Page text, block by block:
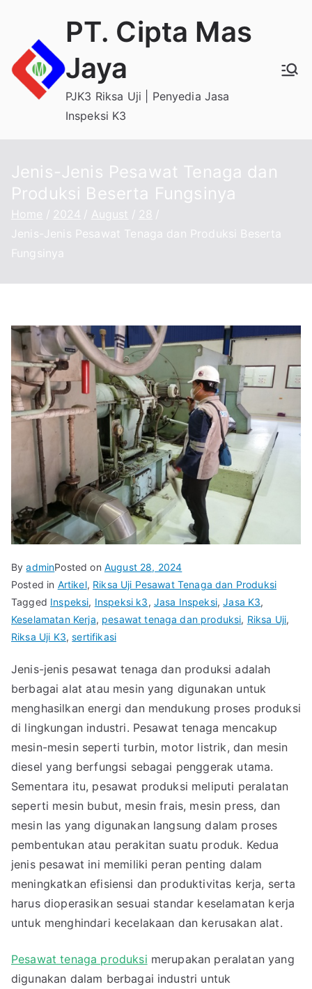
content
PT. Cipta Mas
Jaya
PJK3 Riksa Uji | Penyedia Jasa
Inspeksi K3
Jenis-Jenis Pesawat Tenaga dan
Produksi Beserta Fungsinya
Home 2024 August
28
Jenis-Jenis Pesawat Tenaga dan Produksi Beserta
Fungsinya
ByadminPosted on August 28, 2024
Posted in Artikel, Riksa Uji Pesawat Tenaga dan Produksi
Tagged Inspeksi, Inspeksi k3, Jasa Inspeksi,Jasa K3,
Keselamatan Kerja, pesawat tenaga dan produksi, Riksa Uji,
Riksa Uji K3,sertifikasi
Jenis-jenis pesawat tenaga dan produksi adalah
berbagai alat atau mesin yang digunakan untuk
menghasilkan energi dan mendukung proses produksi
di lingkungan industri. Pesawat tenaga mencakup
mesin-mesin seperti turbin, motor listrik, dan mesin
diesel yang berfungsi sebagai penggerak utama.
Sementara itu, pesawat produksi meliputi peralatan
seperti mesin bubut, mesin frais, mesin press, dan
mesin las yang digunakan langsung dalam proses
pembentukan atau perakitan suatu produk. Kedua
jenis pesawat ini memiliki peran penting dalam
meningkatkan efisiensi dan produktivitas kerja, serta
harus dioperasikan sesuai standar keselamatan kerja
untuk menghindari kecelakaan dan kerusakan alat.
Pesawat tenaga produksi merupakan peralatan yang
digunakan dalam berbagai industri untuk